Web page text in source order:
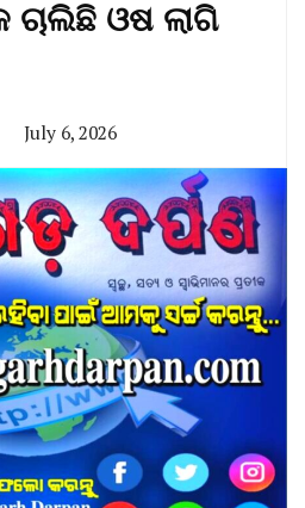
ଓଷ ଲାଗି
July 6, 2026